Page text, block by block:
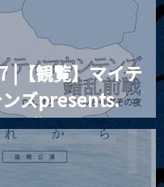
周年記念Live
|【観覧】マイテ
ンズpresents.